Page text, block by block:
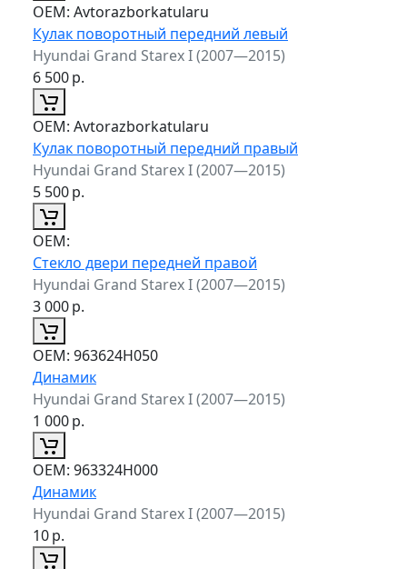
ОЕМ: Avtorazborkatularu
Кулак поворотный передний левый
Hyundai Grand Starex I (2007—2015)
6 500р.
ОЕМ: Avtorazborkatularu
Кулак поворотный передний правый
Hyundai Grand Starex I (2007—2015)
5 500р.
ОЕМ:
Стекло двери передней правой
Hyundai Grand Starex I (2007—2015)
3 000р.
ОЕМ: 963624H050
Динамик
Hyundai Grand Starex I (2007—2015)
1 000р.
ОЕМ: 963324H000
Динамик
Hyundai Grand Starex I (2007—2015)
10р.